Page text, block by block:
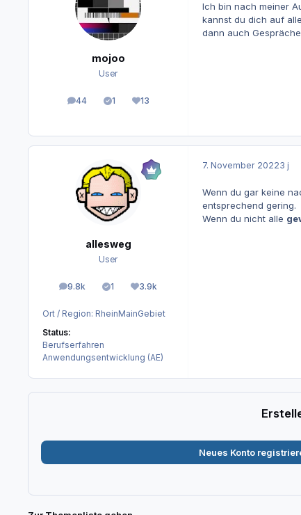
mojoo
User
44
Beiträge1
Lösungen
13
Reputation
Ich bin nach meiner
kannst du dich auf
dann auch
allesweg
User
9.8k
Beiträge 1
Lösungen3.9k
Reputation
Ort / Region: RheinMainGebiet
Status:
Berufserfahren
Anwendungsentwicklung (AE)
7. November 20223 j
Wenn du gar keine
entsprechend gering.
Wenn du nicht alle
Neues Konto